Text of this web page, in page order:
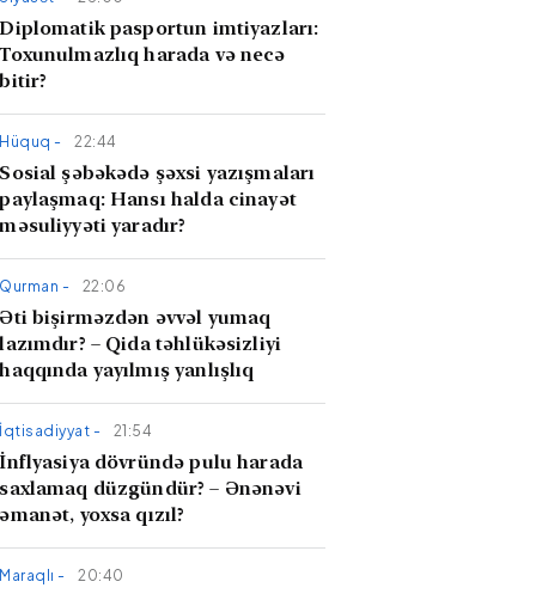
Diplomatik pasportun imtiyazları:
Toxunulmazlıq harada və necə
bitir?
Hüquq - 22:44
Sosial şəbəkədə şəxsi yazışmaları
paylaşmaq: Hansı halda cinayət
məsuliyyəti yaradır?
Qurman - 22:06
Əti bişirməzdən əvvəl yumaq
lazımdır? – Qida təhlükəsizliyi
haqqında yayılmış yanlışlıq
İqtisadiyyat - 21:54
İnflyasiya dövründə pulu harada
saxlamaq düzgündür? – Ənənəvi
əmanət, yoxsa qızıl?
Maraqlı - 20:40